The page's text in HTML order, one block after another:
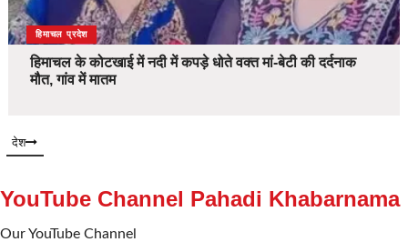
देश
हिमाचल प्रदेश
हिमाचल के कोटखाई में नदी में कपड़े धोते वक्त मां-बेटी की दर्दनाक
मौत, गांव में मातम
देश
YouTube Channel Pahadi Khabarnama
Our YouTube Channel